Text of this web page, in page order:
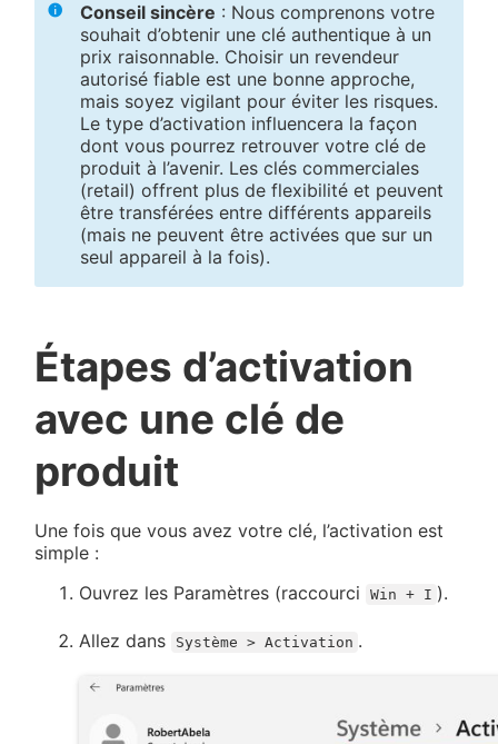
Conseil sincère : Nous comprenons votre
souhait d’obtenir une clé authentique à un
prix raisonnable. Choisir un revendeur
autorisé fiable est une bonne approche,
mais soyez vigilant pour éviter les risques.
Le type d’activation influencera la façon
dont vous pourrez retrouver votre clé de
produit à l’avenir. Les clés commerciales
(retail) offrent plus de flexibilité et peuvent
être transférées entre différents appareils
(mais ne peuvent être activées que sur un
seul appareil à la fois).
Étapes d’activation
avec une clé de
produit
Une fois que vous avez votre clé, l’activation est
simple :
Ouvrez les Paramètres (raccourci
Win + I ).
Allez dans Système > Activation .